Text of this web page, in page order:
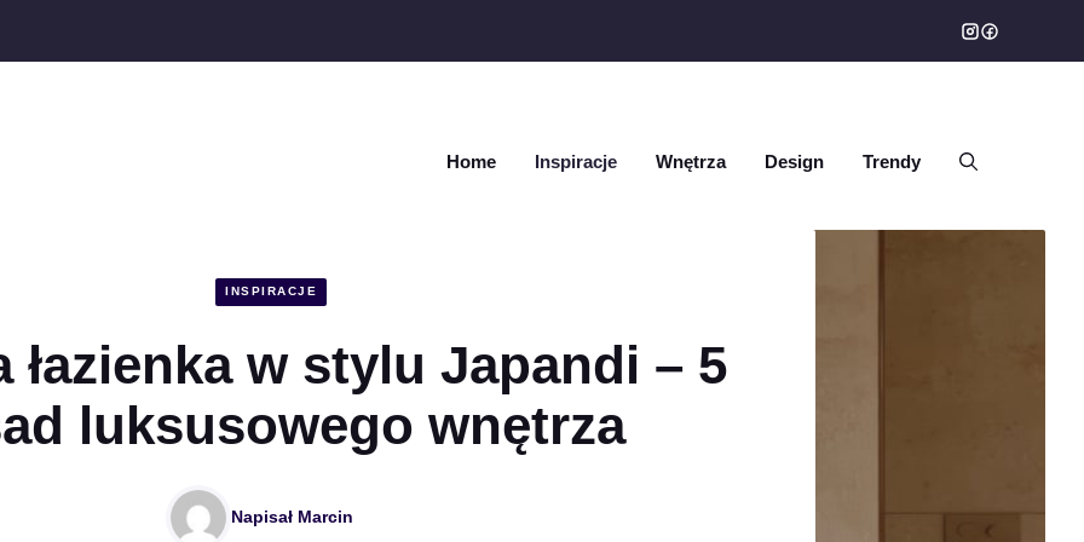
Home Inspiracje Wnętrza Design Trendy
INSPIRACJE
łazienka w stylu Japandi – 5
luksusowego wnętrza
Napisał Marcin